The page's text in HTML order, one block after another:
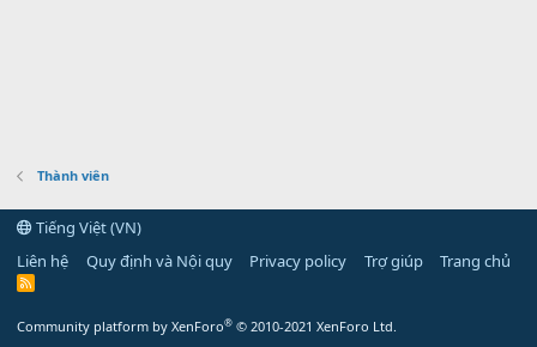
Thành viên
Tiếng Việt (VN)
Liên hệ
Quy định và Nội quy Privacy policy Trợ giúp Trang chủ
R
Community platform by XenForo® © 2010-2021 XenForo Ltd.